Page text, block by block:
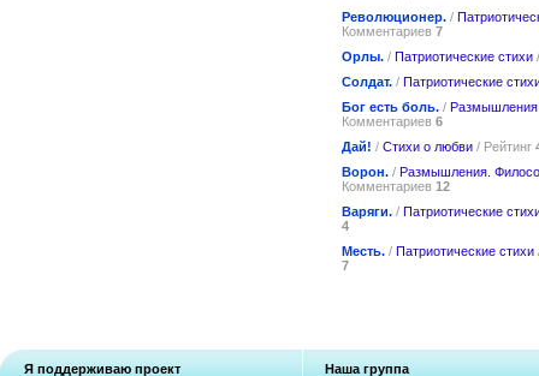
Революционер. /
Комментариев 7
Орлы. / Патриотические стихи
Солдат. / Патриотические
Бог есть боль. /
Комментариев 6
Дай! / Стихи о любви / Рейтинг
Ворон. / Размышления.
Комментариев 12
Варяги. / Патриотические
4
Месть. / Патриотические стихи
7
Я поддерживаю проект Наша группа